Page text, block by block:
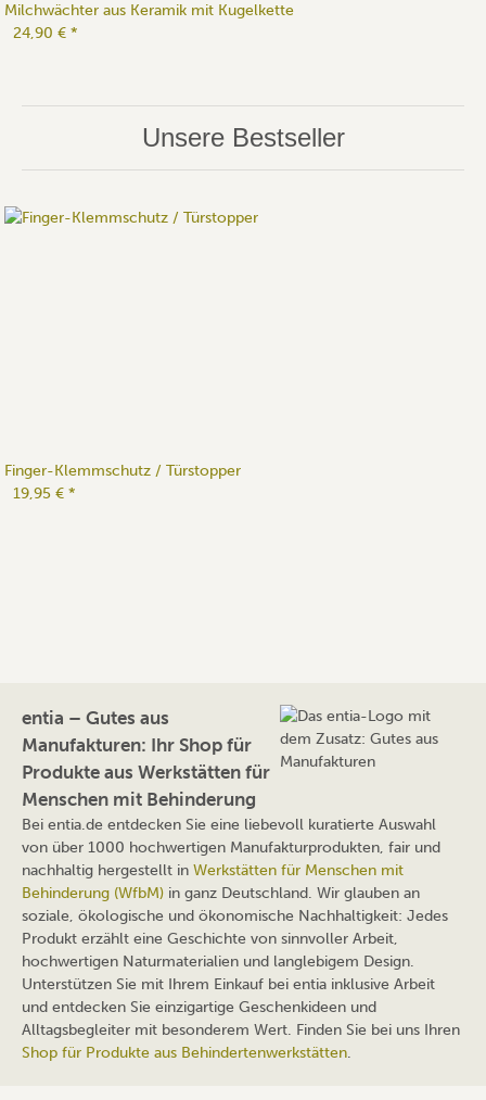
Milchwächter aus Keramik mit Kugelkette
24,90 € *
Unsere Bestseller
Finger-Klemmschutz / Türstopper
19,95 € *
entia – Gutes aus
Manufakturen: Ihr Shop für
Produkte aus Werkstätten für
Menschen mit Behinderung
Bei entia.de entdecken Sie eine liebevoll kuratierte Auswahl
von über 1000 hochwertigen Manufakturprodukten, fair und
nachhaltig hergestellt in Werkstätten für Menschen mit
Behinderung (WfbM) in ganz Deutschland. Wir glauben an
soziale, ökologische und ökonomische Nachhaltigkeit: Jedes
Produkt erzählt eine Geschichte von sinnvoller Arbeit,
hochwertigen Naturmaterialien und langlebigem Design.
Unterstützen Sie mit Ihrem Einkauf bei entia inklusive Arbeit
und entdecken Sie einzigartige Geschenkideen und
Alltagsbegleiter mit besonderem Wert. Finden Sie bei uns Ihren
Shop für Produkte aus Behindertenwerkstätten.